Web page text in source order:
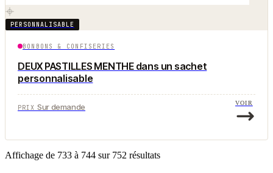
PERSONNALISABLE
BONBONS & CONFISERIES
DEUX PASTILLES MENTHE dans un sachet
personnalisable
PRIX Sur demande VOIR
Affichage de 733 à 744 sur 752 résultats